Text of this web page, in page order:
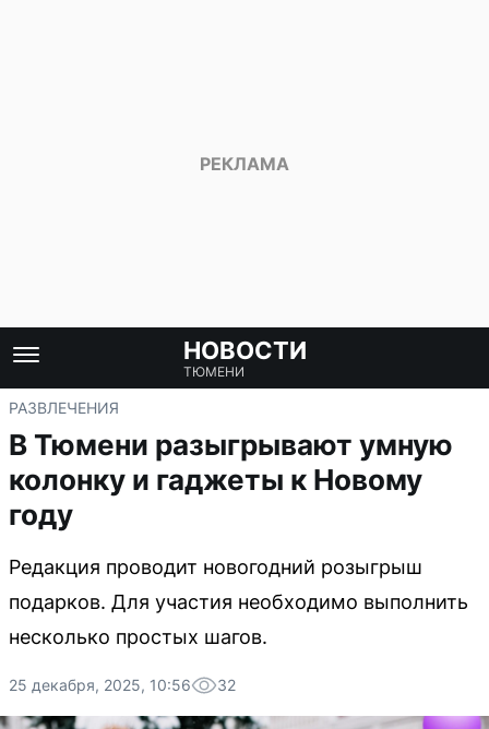
НОВОСТИ
ТЮМЕНИ
РАЗВЛЕЧЕНИЯ
В Тюмени разыгрывают умную
колонку и гаджеты к Новому
году
Редакция проводит новогодний розыгрыш
подарков. Для участия необходимо выполнить
несколько простых шагов.
25 декабря, 2025, 10:56 32